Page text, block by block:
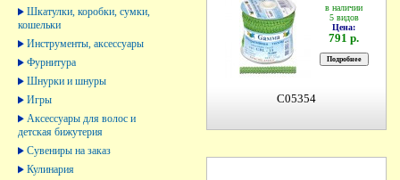
Шкатулки, коробки, сумки,
кошельки
Инструменты, аксессуары
Фурнитура
Шнурки и шнуры
Игры
Аксессуары для волос и
детская бижутерия
Сувениры на заказ
Кулинария
в наличии
5 видов
Цена:
791 р.
C05354